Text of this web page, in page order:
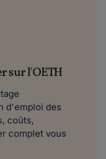
sur l'OETH
d'emploi des
coûts,
complet vous